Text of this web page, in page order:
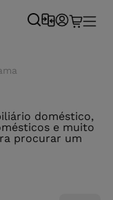
doméstico,
e muito
procurar um